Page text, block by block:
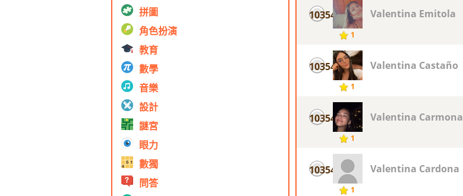
拼圖
角色扮演
教育
數學
音樂
設計
謎宮
眼力
數獨
問答
10354
1
Valentina Emitola
10354
1
Valentina Castaño
10354
1
Valentina Carmona
10354
1
Valentina Cardona